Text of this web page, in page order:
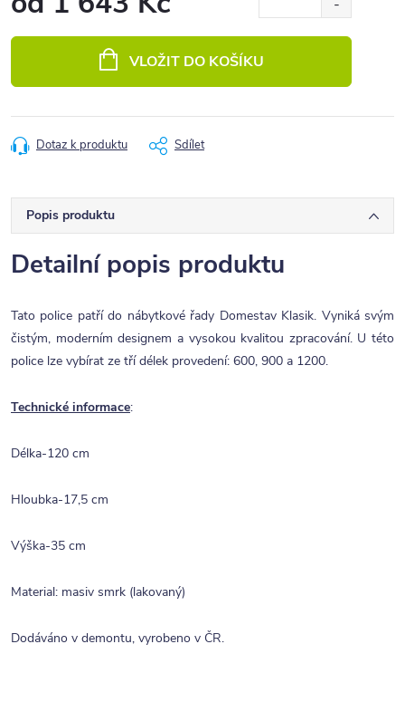
VLOŽIT DO KOŠÍKU
Dotaz k produktu Sdílet
Popis produktu
Detailní popis produktu
Tato police patří do nábytkové řady Domestav Klasik. Vyniká svým
čistým, moderním designem a vysokou kvalitou zpracování. U této
police lze vybírat ze tří délek provedení: 600, 900 a 1200.
Technické informace:
Délka-120 cm
Hloubka-17,5 cm
Výška-35 cm
Material: masiv smrk (lakovaný)
Dodáváno v demontu, vyrobeno v ČR.